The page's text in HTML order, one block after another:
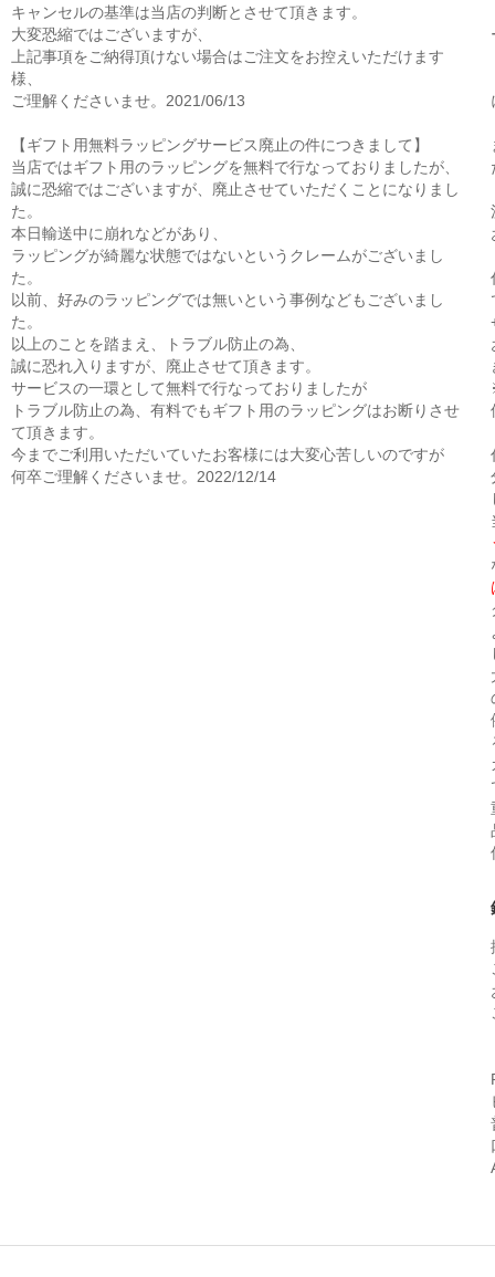
キャンセルの基準は当店の判断とさせて頂きます。
大変恐縮ではございますが、
上記事項をご納得頂けない場合はご注文をお控えいただけます
様、
ご理解くださいませ。2021/06/13
【ギフト用無料ラッピングサービス廃止の件につきまして】
当店ではギフト用のラッピングを無料で行なっておりましたが、
誠に恐縮ではございますが、廃止させていただくことになりまし
た。
本日輸送中に崩れなどがあり、
ラッピングが綺麗な状態ではないというクレームがございまし
た。
以前、好みのラッピングでは無いという事例などもございまし
た。
以上のことを踏まえ、トラブル防止の為、
誠に恐れ入りますが、廃止させて頂きます。
サービスの一環として無料で行なっておりましたが
トラブル防止の為、有料でもギフト用のラッピングはお断りさせ
て頂きます。
今までご利用いただいていたお客様には大変心苦しいのですが
何卒ご理解くださいませ。2022/12/14